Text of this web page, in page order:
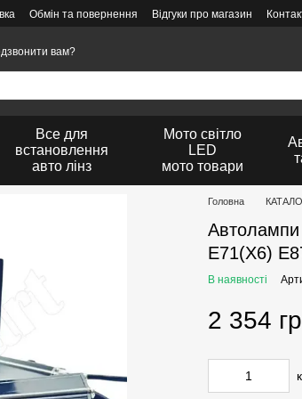
Обмін та повернення Відгуки про магазин
вам?
Все для
встановлення
авто лінз
Мото світло
LED
мото товари
Головна
E71(X6)
В наявності
2 354